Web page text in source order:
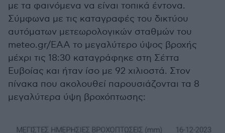
με τα φαινόμενα να είναι τοπικά έντονα.
Σύμφωνα με τις καταγραφές του δικτύου
αυτόματων μετεωρολογικών σταθμών του
meteo.gr/ΕAA το μεγαλύτερο ύψος βροχής
μέχρι τις 18:30 καταγράφηκε στη Σέττα
Ευβοίας και ήταν ίσο με 92 χιλιοστά. Στον
πίνακα που ακολουθεί παρουσιάζονται τα 8
μεγαλύτερα ύψη βροχόπτωσης: